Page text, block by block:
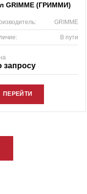
GRIMME (ГРИММИ)
GRIMME
В пути
запросу
ПЕРЕЙТИ